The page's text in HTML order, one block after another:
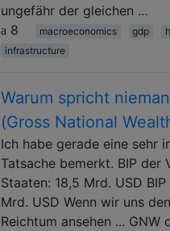
ungefähr der gleichen …
8
macroeconomics gdp
infrastructure
Warum spricht
(Gross National
Ich habe gerade eine sehr
Tatsache bemerkt. BIP der
Staaten: 18,5 Mrd. USD BIP
Mrd. USD Wenn wir uns
Reichtum ansehen ... GNW